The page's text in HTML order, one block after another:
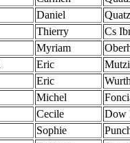
Daniel
Thierry
Cs
Myriam
Eric
Eric
Michel
Cecile
Dow
Sophie